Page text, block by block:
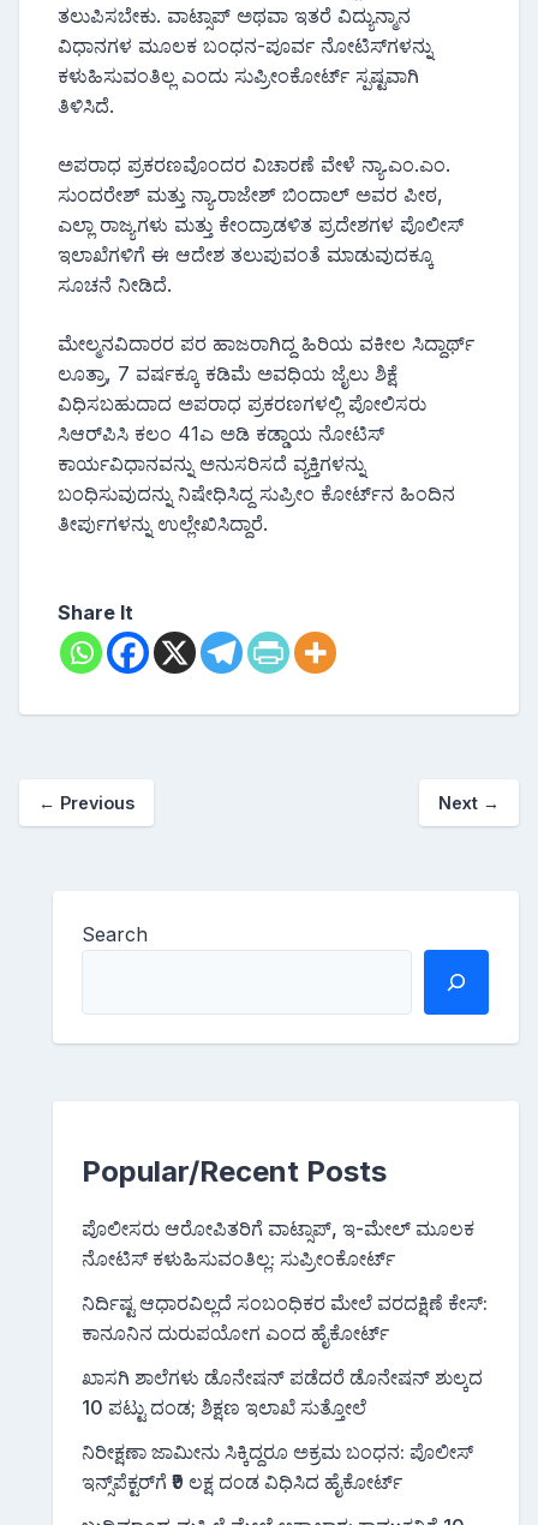
ತಲುಪಿಸಬೇಕು. ವಾಟ್ಸಾಪ್ ಅಥವಾ ಇತರೆ ವಿದ್ಯುನ್ಮಾನ
ವಿಧಾನಗಳ ಮೂಲಕ ಬಂಧನ-ಪೂರ್ವ ನೋಟಿಸ್‌ಗಳನ್ನು
ಕಳುಹಿಸುವಂತಿಲ್ಲ ಎಂದು ಸುಪ್ರೀಂಕೋರ್ಟ್ ಸ್ಪಷ್ಟವಾಗಿ
ತಿಳಿಸಿದೆ.
ಅಪರಾಧ ಪ್ರಕರಣವೊಂದರ ವಿಚಾರಣೆ ವೇಳೆ ನ್ಯಾ.ಎಂ.ಎಂ.
ಸುಂದರೇಶ್ ಮತ್ತು ನ್ಯಾ.ರಾಜೇಶ್ ಬಿಂದಾಲ್ ಅವರ ಪೀಠ,
ಎಲ್ಲಾ ರಾಜ್ಯಗಳು ಮತ್ತು ಕೇಂದ್ರಾಡಳಿತ ಪ್ರದೇಶಗಳ ಪೊಲೀಸ್‌
ಇಲಾಖೆಗಳಿಗೆ ಈ ಆದೇಶ ತಲುಪುವಂತೆ ಮಾಡುವುದಕ್ಕೂ
ಸೂಚನೆ ನೀಡಿದೆ.
ಮೇಲ್ಮನವಿದಾರರ ಪರ ಹಾಜರಾಗಿದ್ದ ಹಿರಿಯ ವಕೀಲ ಸಿದ್ದಾರ್ಥ್
ಲೂತ್ರಾ, 7 ವರ್ಷಕ್ಕೂ ಕಡಿಮೆ ಅವಧಿಯ ಜೈಲು ಶಿಕ್ಷೆ
ವಿಧಿಸಬಹುದಾದ ಅಪರಾಧ ಪ್ರಕರಣಗಳಲ್ಲಿ ಪೋಲಿಸರು
ಸಿಆರ್‌ಪಿಸಿ ಕಲಂ 41ಎ ಅಡಿ ಕಡ್ಡಾಯ ನೋಟಿಸ್‌
ಕಾರ್ಯವಿಧಾನವನ್ನು ಅನುಸರಿಸದೆ ವ್ಯಕ್ತಿಗಳನ್ನು
ಬಂಧಿಸುವುದನ್ನು ನಿಷೇಧಿಸಿದ್ದ ಸುಪ್ರೀಂ ಕೋರ್ಟ್‌ನ ಹಿಂದಿನ
ತೀರ್ಪುಗಳನ್ನು ಉಲ್ಲೇಖಿಸಿದ್ದಾರೆ.
Share It
← Previous Next →
Search
Popular/Recent Posts
ಪೊಲೀಸರು ಆರೋಪಿತರಿಗೆ ವಾಟ್ಸಾಪ್, ಇ-ಮೇಲ್ ಮೂಲಕ
ನೋಟಿಸ್‌ ಕಳುಹಿಸುವಂತಿಲ್ಲ: ಸುಪ್ರೀಂಕೋರ್ಟ್
ನಿರ್ದಿಷ್ಟ ಆಧಾರವಿಲ್ಲದೆ ಸಂಬಂಧಿಕರ ಮೇಲೆ ವರದಕ್ಷಿಣೆ ಕೇಸ್:
ಕಾನೂನಿನ ದುರುಪಯೋಗ ಎಂದ ಹೈಕೋರ್ಟ್
ಖಾಸಗಿ ಶಾಲೆಗಳು ಡೊನೇಷನ್ ಪಡೆದರೆ ಡೊನೇಷನ್ ಶುಲ್ಕದ
10 ಪಟ್ಟು ದಂಡ; ಶಿಕ್ಷಣ ಇಲಾಖೆ ಸುತ್ತೋಲೆ
ನಿರೀಕ್ಷಣಾ ಜಾಮೀನು ಸಿಕ್ಕಿದ್ದರೂ ಅಕ್ರಮ ಬಂಧನ: ಪೊಲೀಸ್
ಇನ್ಸ್‌ಪೆಕ್ಟರ್‌ಗೆ ₹9 ಲಕ್ಷ ದಂಡ ವಿಧಿಸಿದ ಹೈಕೋರ್ಟ್